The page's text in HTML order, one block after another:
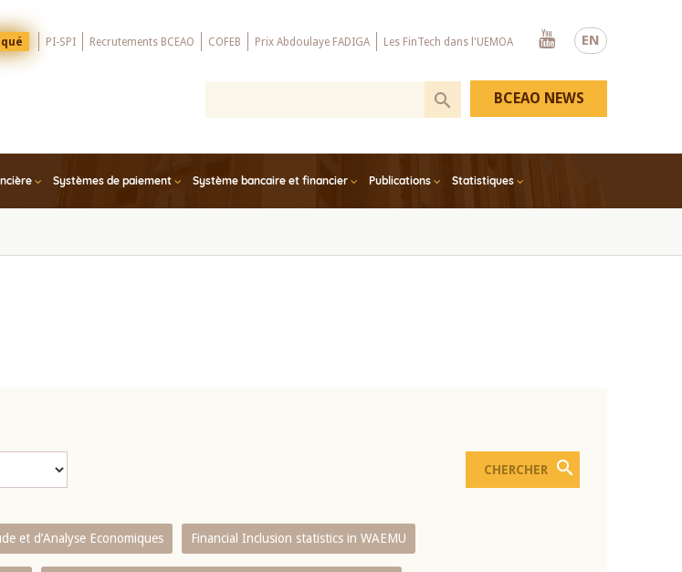
EN
PI-SPI Recrutements BCEAO COFEB Prix Abdoulaye FADIGA Les FinTech dans l'UEMOA
Youtube
Systèmes de paiement Système bancaire et financier Publications Statistiques
BCEAO NEWS
et d’Analyse Economiques Financial Inclusion statistics in WAEMU